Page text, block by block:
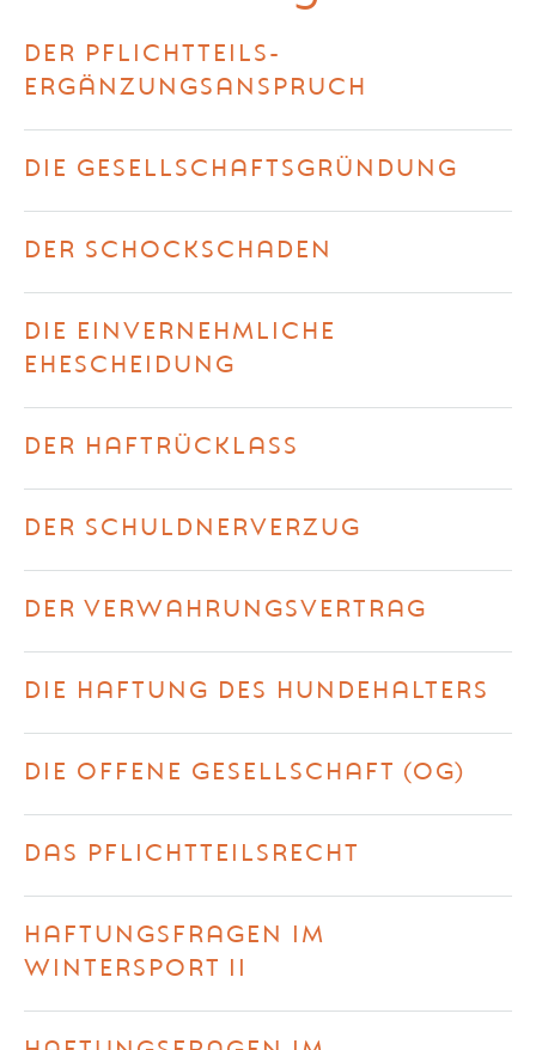
DER PFLICHTTEILS-
ERGÄNZUNGSANSPRUCH
DIE GESELLSCHAFTSGRÜNDUNG
DER SCHOCKSCHADEN
DIE EINVERNEHMLICHE
EHESCHEIDUNG
DER HAFTRÜCKLASS
DER SCHULDNERVERZUG
DER VERWAHRUNGSVERTRAG
DIE HAFTUNG DES HUNDEHALTERS
DIE OFFENE GESELLSCHAFT (OG)
DAS PFLICHTTEILSRECHT
HAFTUNGSFRAGEN IM
WINTERSPORT II